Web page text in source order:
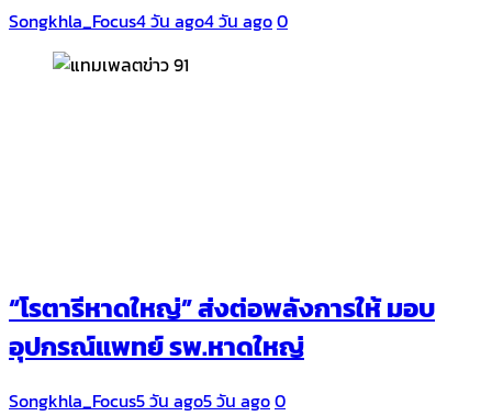
Songkhla_Focus4 วัน ago4 วัน ago0
“โรตารีหาดใหญ่” ส่งต่อพลังการให้ มอบ
อุปกรณ์แพทย์ รพ.หาดใหญ่
Songkhla_Focus5 วัน ago5 วัน ago0